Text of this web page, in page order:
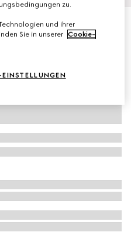
zu.
und ihrer
Sie in unserer Cookie-